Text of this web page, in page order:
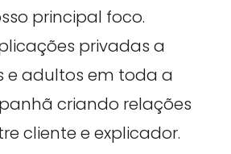
principal foco.
privadas a
e adultos em toda a
criando relações
cliente e explicador.